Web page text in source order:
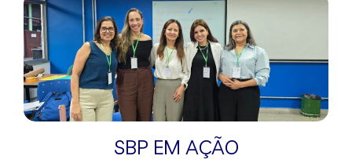
SBP EM AÇÃO